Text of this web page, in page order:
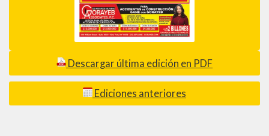
Descargar última edición en PDF
Ediciones anteriores